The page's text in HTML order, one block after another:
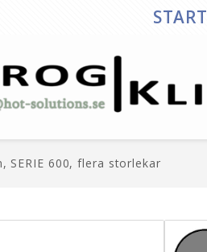
START
SERIE 600, flera storlekar